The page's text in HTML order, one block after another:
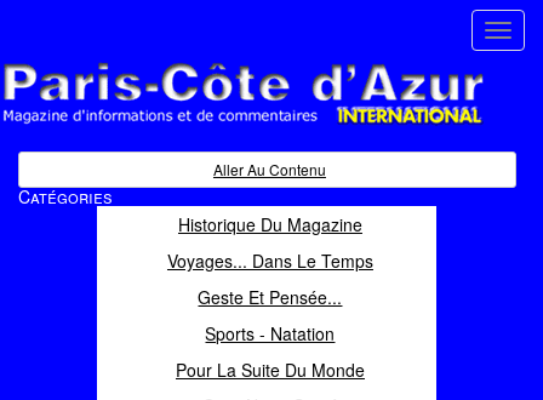
Magazine d'informations et de commentaires
Aller Au Contenu
Catégories
Historique Du Magazine
Voyages... Dans Le Temps
Geste Et Pensée...
Sports - Natation
Pour La Suite Du Monde